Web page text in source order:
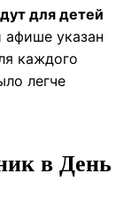
для детей
указан
каждого
легче
в День